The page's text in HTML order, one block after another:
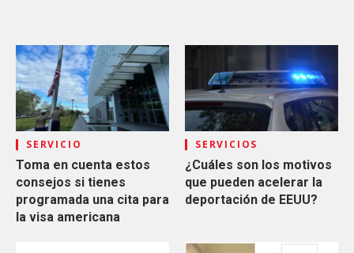
SERVICIO
Toma en cuenta estos
consejos si tienes
programada una cita para
la visa americana
SERVICIOS
¿Cuáles son los motivos
que pueden acelerar la
deportación de EEUU?